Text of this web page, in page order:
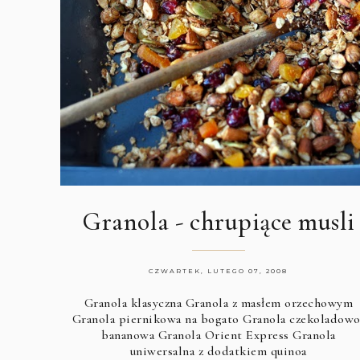
Granola - chrupiące musli
CZWARTEK, LUTEGO 07, 2008
Granola klasyczna Granola z masłem orzechowym
Granola piernikowa na bogato Granola
bananowa Granola Orient Express Granola
uniwersalna z dodatkiem quinoa